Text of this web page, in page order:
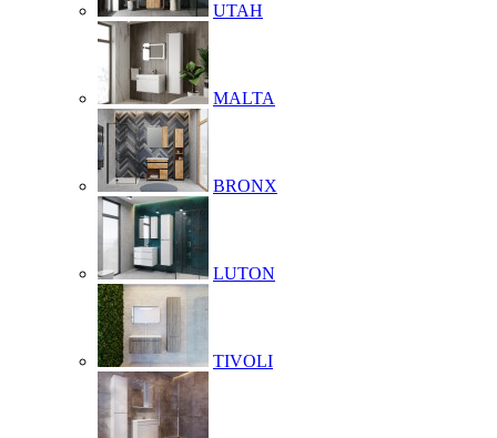
UTAH
MALTA
BRONX
LUTON
TIVOLI